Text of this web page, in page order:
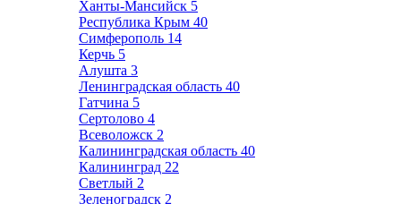
Ханты-Мансийск 5
Республика Крым 40
Симферополь 14
Керчь 5
Алушта 3
Ленинградская область 40
Гатчина 5
Сертолово 4
Всеволожск 2
Калининградская область 40
Калининград 22
Светлый 2
Зеленоградск 2